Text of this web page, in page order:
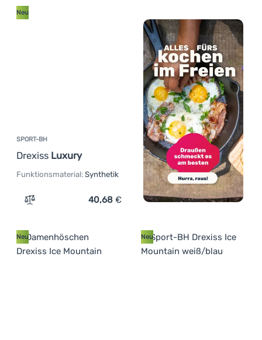
SPORT-BH
Drexiss Luxury
Neu
Funktionsmaterial: Synthetik
Zum Vergleich 'Sport-BH Drexiss Luxury' hinzufügen
40,68 €
Neu Neu